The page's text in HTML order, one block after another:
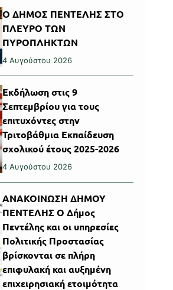
Ο ΔΗΜΟΣ ΠΕΝΤΕΛΗΣ ΣΤΟ
ΠΛΕΥΡΟ ΤΩΝ
ΠΥΡΟΠΛΗΚΤΩΝ
4 Αυγούστου 2026
Εκδήλωση στις 9
Σεπτεμβρίου για τους
επιτυχόντες στην
Τριτοβάθμια Εκπαίδευση
σχολικού έτους 2025-2026
4 Αυγούστου 2026
ΑΝΑΚΟΙΝΩΣΗ ΔΗΜΟΥ
ΠΕΝΤΕΛΗΣ Ο Δήμος
Πεντέλης και οι υπηρεσίες
Πολιτικής Προστασίας
βρίσκονται σε πλήρη
επιφυλακή και αυξημένη
επιχειρησιακή ετοιμότητα